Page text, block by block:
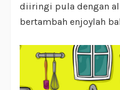
diiringi pula dengan
bertambah enjoylah